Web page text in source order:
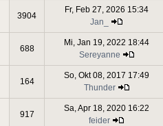
3904
Fr, Feb 27, 2026 15:34
Jan_
688
Mi, Jan 19, 2022 18:44
Sereyanne
164
So, Okt 08, 2017 17:49
Thunder
917
Sa, Apr 18, 2020 16:22
feider